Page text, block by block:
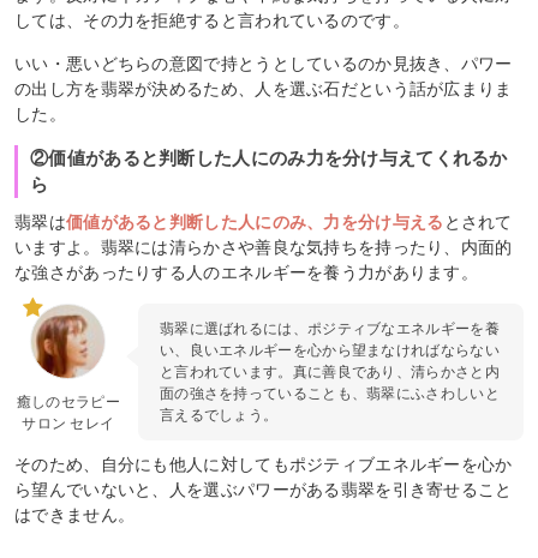
しては、その力を拒絶すると言われているのです。
いい・悪いどちらの意図で持とうとしているのか見抜き、パワー
の出し方を翡翠が決めるため、人を選ぶ石だという話が広まりま
した。
②価値があると判断した人にのみ力を分け与えてくれるか
ら
翡翠は価値があると判断した人にのみ、力を分け与える とされて
いますよ。翡翠には清らかさや善良な気持ちを持ったり、内面的
な強さがあったりする人のエネルギーを養う力があります。
癒しのセラピー
サロン セレイ
翡翠に選ばれるには、ポジティブなエネルギーを養
い、良いエネルギーを心から望まなければならない
と言われています。真に善良であり、清らかさと内
面の強さを持っていることも、翡翠にふさわしいと
言えるでしょう。
そのため、自分にも他人に対してもポジティブエネルギーを心か
ら望んでいないと、人を選ぶパワーがある翡翠を引き寄せること
はできません。